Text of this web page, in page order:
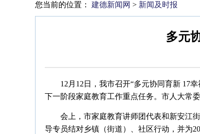
您当前的位置： 建德新闻网 > 新闻及时报
多元
12月12日，我市召开“多元协同育新 17
下一阶段家庭教育工作重点任务。市人大常
会上，市家庭教育讲师团代表和新安江
导专员结对乡镇（街道）、社区行动，并为